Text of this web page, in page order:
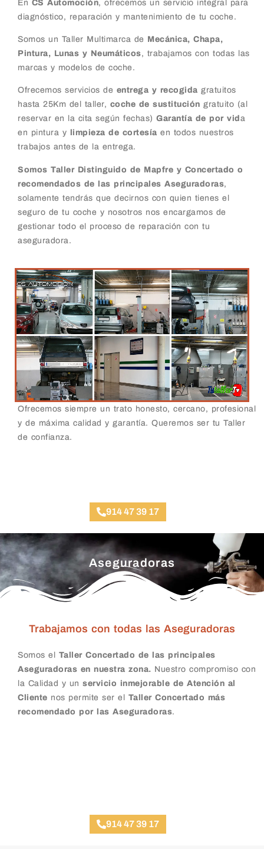
Ofrecemos siempre un trato honesto, cercano, profesional
y de máxima calidad y garantía. Queremos ser tu Taller
de confianza.
En CS Automoción, ofrecemos un servicio integral para
diagnóstico, reparación y mantenimiento de tu coche.
Somos un Taller Multimarca de Mecánica, Chapa,
Pintura, Lunas y Neumáticos, trabajamos con todas las
marcas y modelos de coche.
Ofrecemos servicios de entrega y recogida gratuitos
hasta 25Km del taller, coche de sustitución gratuito (al
reservar en la cita según fechas) Garantía de por vid a
en pintura y
limpieza de cortesía en todos nuestros
trabajos antes de la entrega.
Somos Taller Distinguido de Mapfre y Concertado o
recomendados de las principales Aseguradoras,
solamente tendrás que decirnos con quien tienes el
seguro de tu coche y nosotros nos encargamos de
gestionar todo el proceso de reparación con tu
aseguradora.
914 47 39 17
Aseguradoras
Trabajamos con todas las Aseguradoras
Somos el Taller Concertado de las principales
Aseguradoras en nuestra zona. Nuestro compromiso con
la Calidad y un servicio inmejorable de Atención al
Cliente nos permite ser el Taller Concertado más
recomendado por las Aseguradoras.
914 47 39 17